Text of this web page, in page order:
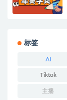
标签
AI
Tiktok
主播